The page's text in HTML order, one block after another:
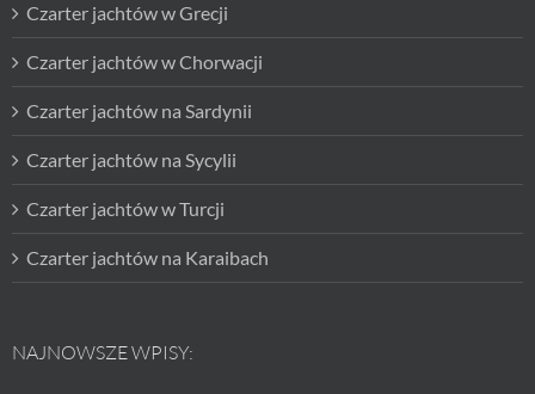
Czarter jachtów w Grecji
Czarter jachtów w Chorwacji
Czarter jachtów na Sardynii
Czarter jachtów na Sycylii
Czarter jachtów w Turcji
Czarter jachtów na Karaibach
NAJNOWSZE WPISY: